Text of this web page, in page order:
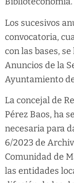
Los sucesivos
convocatoria,
con las bases,
Anuncios de la
Ayuntamiento
La concejal de
Pérez Baos, ha
necesaria para
6/2023 de
Comunidad de
las entidades